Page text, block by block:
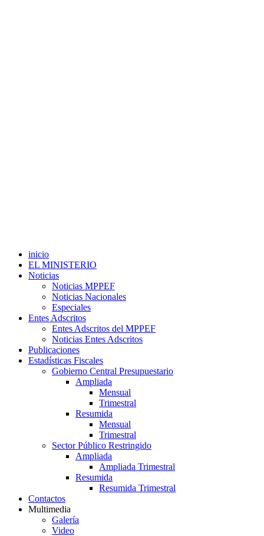
inicio
EL MINISTERIO
Noticias
Noticias MPPEF
Noticias Nacionales
Especiales
Entes Adscritos
Entes Adscritos del MPPEF
Noticias Entes Adscritos
Publicaciones
Estadísticas Fiscales
Gobierno Central Presupuestario
Ampliada
Mensual
Trimestral
Resumida
Mensual
Trimestral
Sector Público Restringido
Ampliada
Ampliada Trimestral
Resumida
Resumida Trimestral
Contactos
Multimedia
Galería
Video